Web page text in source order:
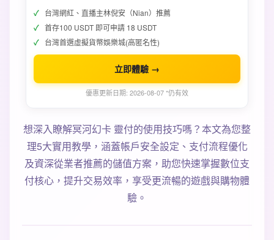
台灣網紅、直播主林倪安（Nian）推薦
首存100 USDT 即可申請 18 USDT
台灣首選虛擬貨幣娛樂城(高匿名性)
立即體驗 →
優惠更新日期: 2026-08-07 *仍有效
想深入瞭解冥河幻卡 靈付的使用技巧嗎？本文為您整
理5大實用教學，涵蓋帳戶安全設定、支付流程優化
及資深從業者推薦的儲值方案，助您快速掌握數位支
付核心，提升交易效率，享受更流暢的遊戲與購物體
驗。